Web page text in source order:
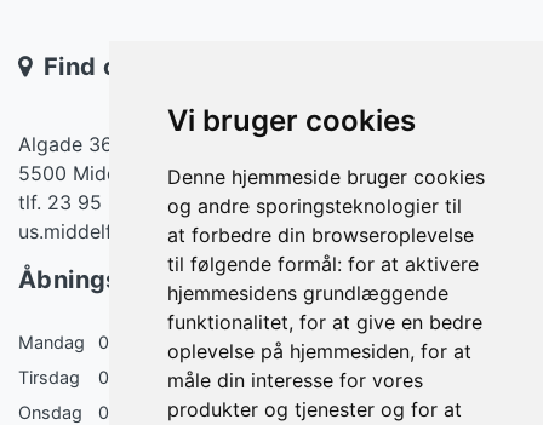
Vi bruger cookies
Denne hjemmeside bruger cookies
og andre sporingsteknologier til
at forbedre din browseroplevelse
til følgende formål: for at aktivere
hjemmesidens grundlæggende
funktionalitet, for at give en bedre
oplevelse på hjemmesiden, for at
måle din interesse for vores
produkter og tjenester og for at
Find os
Algade 36
5500 Middelfart
tlf. 23 95 83 08
us.middelfart@gmail.com
Åbningstider
Mandag
08:30 - 19:00
Tirsdag
08:30 - 18:00
Onsdag
08:30 - 17:00 (18:00 ulige uger)